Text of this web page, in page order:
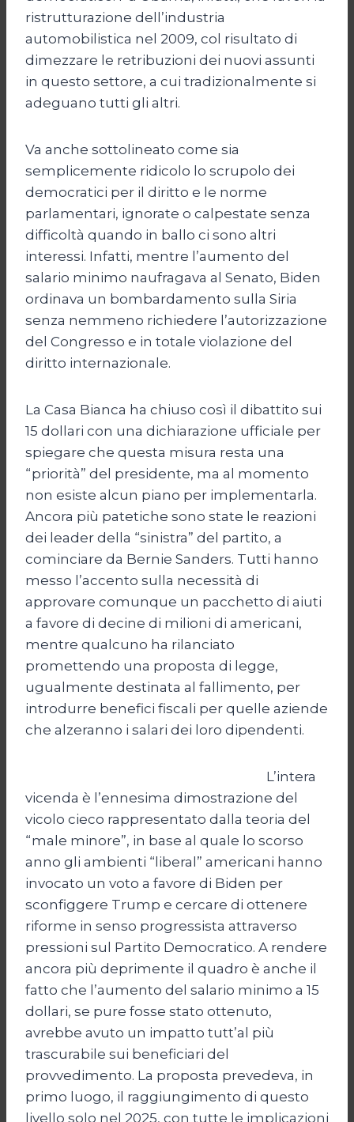
ristrutturazione dell’industria
automobilistica nel 2009, col risultato di
dimezzare le retribuzioni dei nuovi assunti
in questo settore, a cui tradizionalmente si
adeguano tutti gli altri.
Va anche sottolineato come sia
semplicemente ridicolo lo scrupolo dei
democratici per il diritto e le norme
parlamentari, ignorate o calpestate senza
difficoltà quando in ballo ci sono altri
interessi. Infatti, mentre l’aumento del
salario minimo naufragava al Senato, Biden
ordinava un bombardamento sulla Siria
senza nemmeno richiedere l’autorizzazione
del Congresso e in totale violazione del
diritto internazionale.
La Casa Bianca ha chiuso così il dibattito sui
15 dollari con una dichiarazione ufficiale per
spiegare che questa misura resta una
“priorità” del presidente, ma al momento
non esiste alcun piano per implementarla.
Ancora più patetiche sono state le reazioni
dei leader della “sinistra” del partito, a
cominciare da Bernie Sanders. Tutti hanno
messo l’accento sulla necessità di
approvare comunque un pacchetto di aiuti
a favore di decine di milioni di americani,
mentre qualcuno ha rilanciato
promettendo una proposta di legge,
ugualmente destinata al fallimento, per
introdurre benefici fiscali per quelle aziende
che alzeranno i salari dei loro dipendenti.
L’intera
vicenda è l’ennesima dimostrazione del
vicolo cieco rappresentato dalla teoria del
“male minore”, in base al quale lo scorso
anno gli ambienti “liberal” americani hanno
invocato un voto a favore di Biden per
sconfiggere Trump e cercare di ottenere
riforme in senso progressista attraverso
pressioni sul Partito Democratico. A rendere
ancora più deprimente il quadro è anche il
fatto che l’aumento del salario minimo a 15
dollari, se pure fosse stato ottenuto,
avrebbe avuto un impatto tutt’al più
trascurabile sui beneficiari del
provvedimento. La proposta prevedeva, in
primo luogo, il raggiungimento di questo
livello solo nel 2025, con tutte le implicazioni